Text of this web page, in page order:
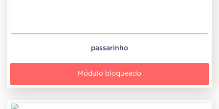
passarinho
Módulo bloqueado